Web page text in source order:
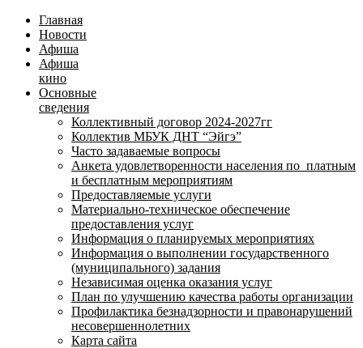
Главная
Новости
Афиша
Афиша
кино
Основные
сведения
Коллективный договор 2024-2027гг
Коллектив МБУК ДНТ “Эйгэ”
Часто задаваемые вопросы
Анкета удовлетворенности населения по платным
и бесплатным мероприятиям
Предоставляемые услуги
Материально-техническое обеспечение
предоставления услуг
Информация о планируемых мероприятиях
Информация о выполнении государственного
(муниципального) задания
Независимая оценка оказания услуг
План по улучшению качества работы организации
Профилактика безнадзорности и правонарушений
несовершеннолетних
Карта сайта